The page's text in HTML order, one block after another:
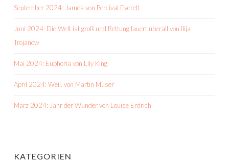
September 2024: James von Percival Everett
Juni 2024: Die Welt ist groß und Rettung lauert überall von Ilija
Trojanow
Mai 2024: Euphoria von Lily King
April 2024: Weil. von Martin Muser
März 2024: Jahr der Wunder von Louise Erdrich
KATEGORIEN